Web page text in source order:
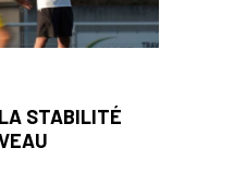
STABILITÉ